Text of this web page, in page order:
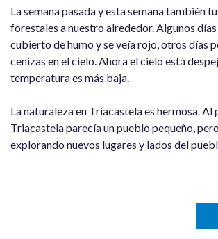
La semana pasada y esta semana también
forestales a nuestro alrededor. Algunos
cubierto de humo y se veía rojo, otros días
cenizas en el cielo. Ahora el cielo está
temperatura es más baja.
La naturaleza en Triacastela es hermosa. Al
Triacastela parecía un pueblo pequeño,
explorando nuevos lugares y lados del